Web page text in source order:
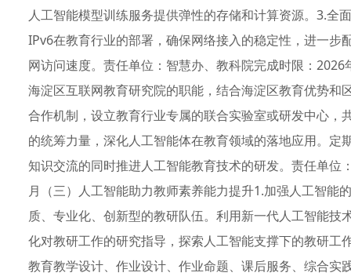
人工智能模型训练服务提供弹性的存储和计算资源。3.全
IPv6在教育行业的部署，确保网络接入的稳定性，进一
网访问速度。责任单位：智慧办、教科院完成时限：
海淀区互联网教育研究院的职能，结合海淀区教育优势
合作机制，设立教育行业专属的联合实验室或研发中心
的统筹力量，深化人工智能体在教育领域的落地应用。
知识交流的同时推进人工智能教育技术的研发。责任单
月（三）人工智能助力教师素养能力提升1.加强人工智能
质、专业化、创新型的教研队伍。利用新一代人工智能
化对教研工作的研究指导，探索人工智能支撑下的教研
教育教学设计、作业设计、作业命题、课后服务、综合